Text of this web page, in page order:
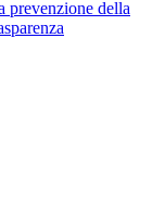
prevenzione della